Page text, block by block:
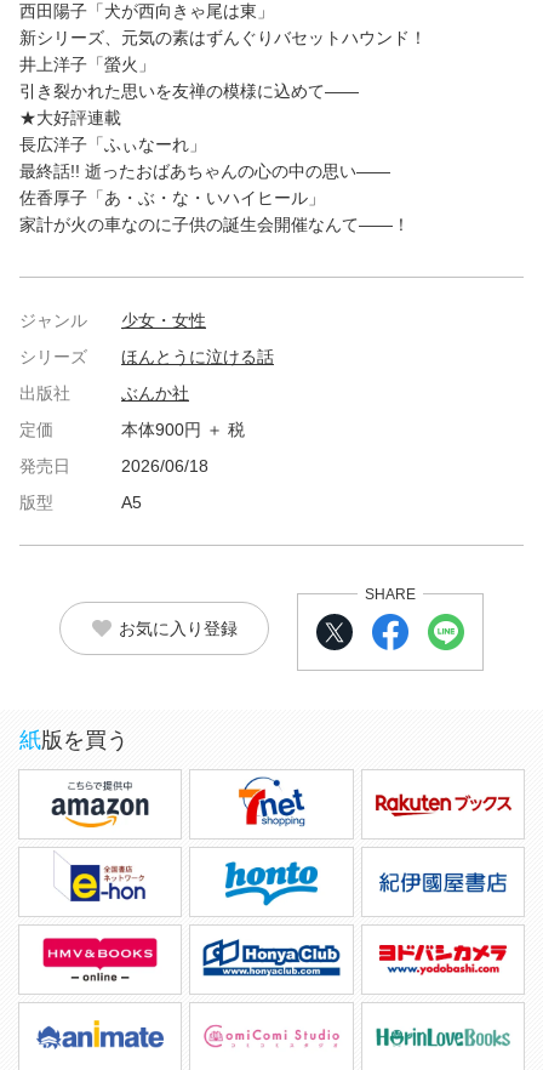
西田陽子「犬が西向きゃ尾は東」
新シリーズ、元気の素はずんぐりバセットハウンド！
井上洋子「螢火」
引き裂かれた思いを友禅の模様に込めて――
★大好評連載
長広洋子「ふぃなーれ」
最終話!! 逝ったおばあちゃんの心の中の思い――
佐香厚子「あ・ぶ・な・いハイヒール」
家計が火の車なのに子供の誕生会開催なんて――！
ジャンル
少女・女性
シリーズ
ほんとうに泣ける話
出版社
ぶんか社
定価
本体900円 ＋ 税
発売日
2026/06/18
版型
A5
お気に入り登録
SHARE
紙版を買う